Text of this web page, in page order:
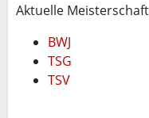
Aktuelle
BWJ
TSG
TSV